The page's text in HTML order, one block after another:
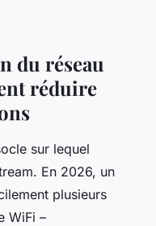
du réseau
réduire
sur lequel
En 2026, un
plusieurs
WiFi –